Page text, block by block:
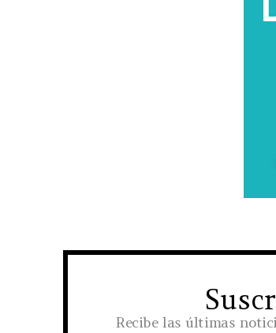
NEWSLETTER
Recibe las últimas